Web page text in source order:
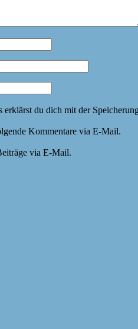
du dich mit der
Kommentare via E-Mail.
via E-Mail.